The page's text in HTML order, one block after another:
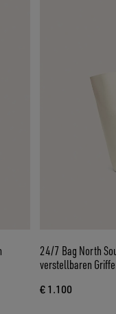
24/7 Bag North
verstellbaren
€ 1.100